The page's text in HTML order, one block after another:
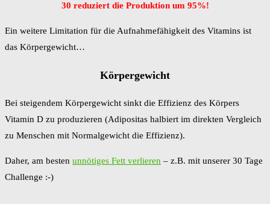
30 reduziert die Produktion um 95%!
Ein weitere Limitation für die Aufnahmefähigkeit des Vitamins ist
das Körpergewicht…
Körpergewicht
Bei steigendem Körpergewicht sinkt die Effizienz des Körpers
Vitamin D zu produzieren (Adipositas halbiert im direkten Vergleich
zu Menschen mit Normalgewicht die Effizienz).
Daher, am besten unnötiges Fett verlieren – z.B. mit unserer 30 Tage
Challenge :-)